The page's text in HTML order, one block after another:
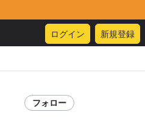
ログイン 新規登録
フォロー